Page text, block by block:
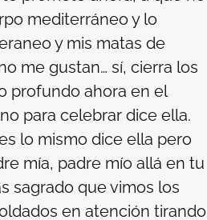
mediterráneo y lo
y mis matas de
me gustan… sí, cierra los
profundo ahora en el
para celebrar dice ella.
lo mismo dice ella pero
mía, padre mío allá en tu
sagrado que vimos los
en atención tirando